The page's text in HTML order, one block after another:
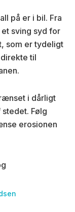
på er i bil. Fra
sving syd for
som er tydeligt
til
i dårligt
Følg
erosionen